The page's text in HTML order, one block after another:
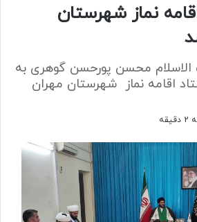
نماز شهرستان
محسن پورحسن گوهری به
اقامه نماز شهرستان مهران